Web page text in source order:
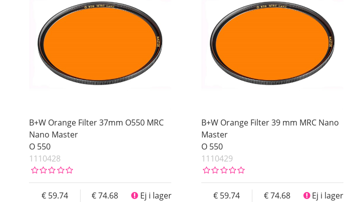
B+W Orange Filter 37mm O550 MRC
Nano Master
O 550
1110428
59.74
74.68 Ej i lager
B+W Orange Filter 39 mm MRC Nano
Master
O 550
1110429
59.74
74.68 Ej i lager